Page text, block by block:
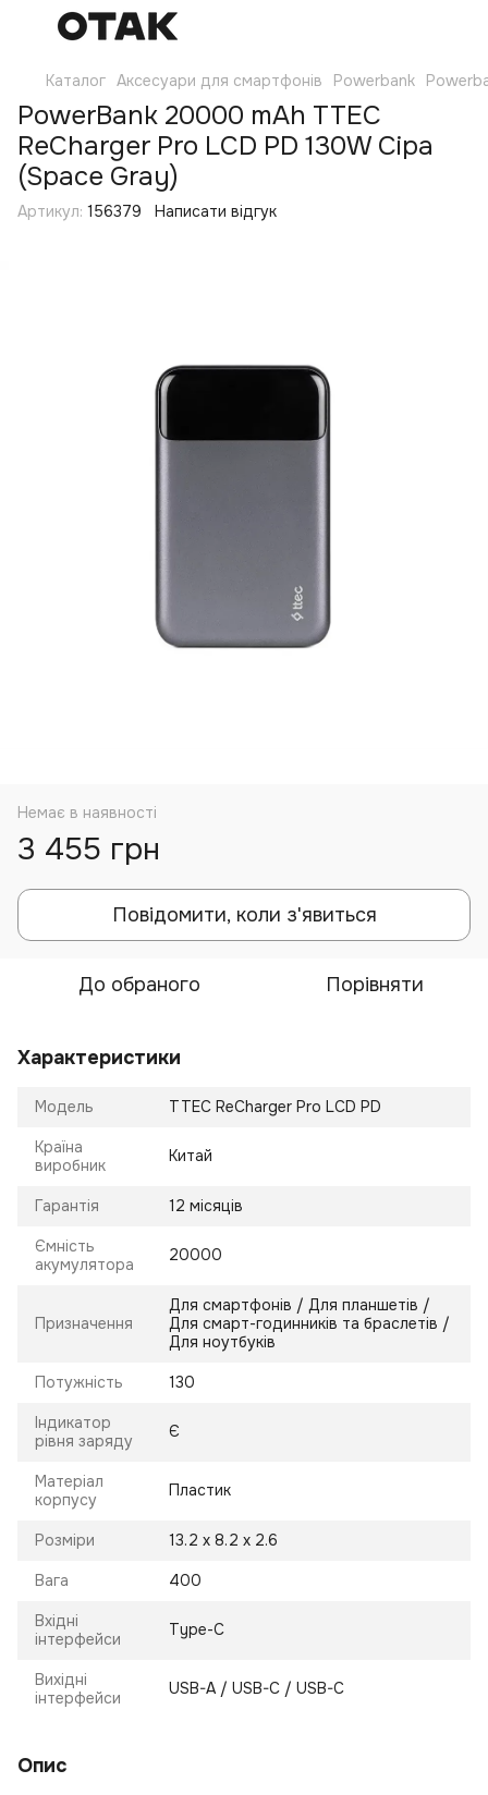
Каталог Аксесуари для смартфонів Powerbank
PowerBank 20000 mAh TTEC
ReCharger Pro LCD PD 130W Сіра
(Space Gray)
Артикул: 156379 Написати відгук
Немає в наявності
3 455 грн
Повідомити, коли з'явиться
До обраного Порівняти
Характеристики
Модель TTEC ReCharger Pro LCD PD
Країна
виробник
Китай
Гарантія 12 місяців
Ємність
акумулятора
20000
Призначення
Для смартфонів / Для планшетів /
Для смарт-годинників та браслетів /
Для ноутбуків
Потужність 130
Індикатор
рівня заряду
Є
Матеріал
корпусу
Пластик
Розміри 13.2 х 8.2 х 2.6
Вага 400
Вхідні
інтерфейси
Type-C
Вихідні
інтерфейси
USB-A / USB-C / USB-C
Опис